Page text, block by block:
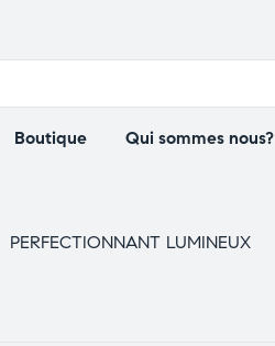
Boutique Qui sommes nous?
PERFECTIONNANT LUMINEUX